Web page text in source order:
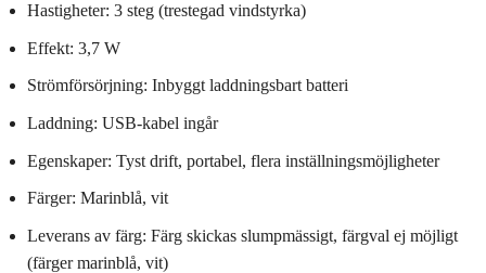
Hastigheter: 3 steg (trestegad vindstyrka)
Effekt: 3,7 W
Strömförsörjning: Inbyggt laddningsbart batteri
Laddning: USB-kabel ingår
Egenskaper: Tyst drift, portabel, flera inställningsmöjligheter
Färger: Marinblå, vit
Leverans av färg: Färg skickas slumpmässigt, färgval ej möjligt
(färger marinblå, vit)